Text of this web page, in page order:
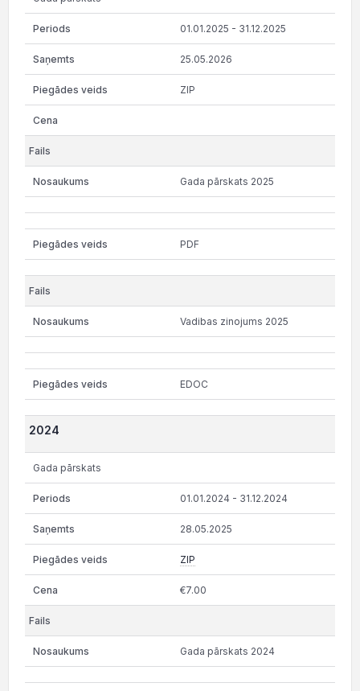
01.01.2025 - 31.12.2025
25.05.2026
ZIP
Gada pārskats 2025
PDF
Vadibas zinojums 2025
EDOC
2024
Gada pārskats
01.01.2024 - 31.12.2024
28.05.2025
ZIP
€7.00
Gada pārskats 2024